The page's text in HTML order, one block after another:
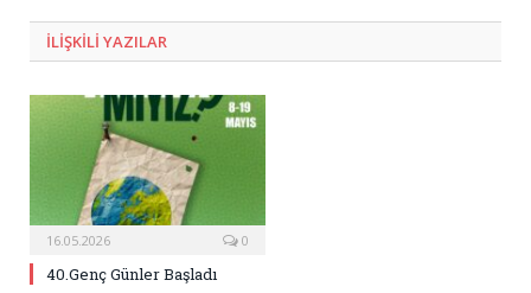
ILIŞKILI YAZILAR
16.05.2026 0
40.Genç Günler Başladı